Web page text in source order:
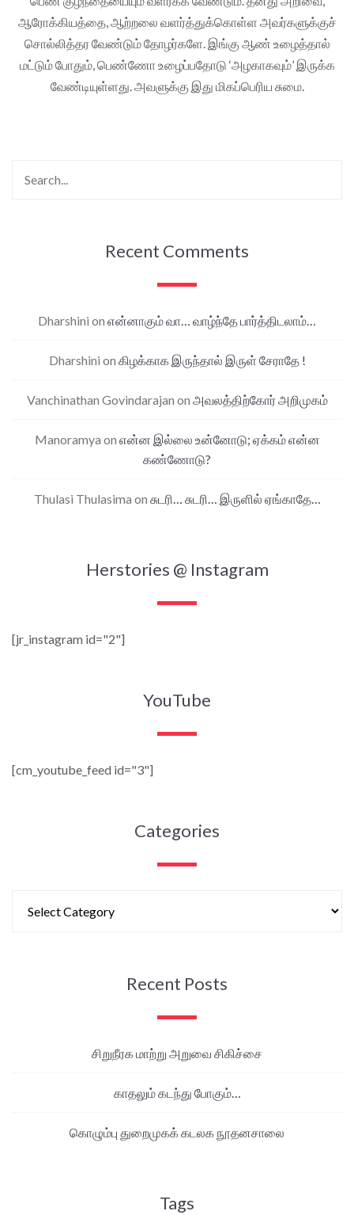
ஆரோக்கியத்தை, ஆற்றலை வளர்த்துக்கொள்ள அவர்களுக்குச்
சொல்லித்தர வேண்டும் தோழர்களே. இங்கு ஆண் உழைத்தால்
மட்டும் போதும், பெண்ணோ உழைப்பதோடு ‘அழகாகவும்’ இருக்க
வேண்டியுள்ளது. அவளுக்கு இது மிகப்பெரிய சுமை.
Recent Comments
Dharshini on என்னாகும் வா… வாழ்ந்தே பார்த்திடலாம்…
Dharshini on கிழக்காக இருந்தால் இருள் சேராதே !
Vanchinathan Govindarajan on அவலத்திற்கோர் அறிமுகம்
Manoramya on என்ன இல்லை உன்னோடு; ஏக்கம் என்ன
கண்ணோடு?
Thulasi Thulasima on சுடரி… சுடரி… இருளில் ஏங்காதே…
Herstories @ Instagram
[jr_instagram id="2"]
YouTube
[cm_youtube_feed id="3"]
Categories
Recent Posts
சிறுநீரக மாற்று அறுவை சிகிச்சை
காதலும் கடந்து போகும்…
கொழும்பு துறைமுகக் கடலக நூதனசாலை
Tags